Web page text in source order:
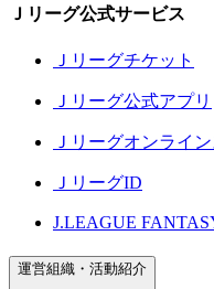
Ｊリーグ公式サービス
Ｊリーグチケット
Ｊリーグ公式アプリ
Ｊリーグオンライ
ＪリーグID
J.LEAGUE
運営組織・活動紹介